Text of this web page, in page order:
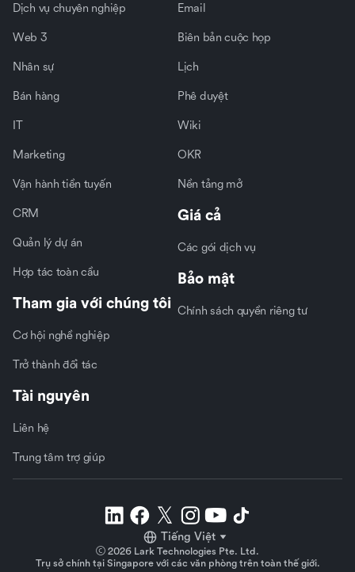
Dịch vụ chuyên nghiệp
Web 3
Nhân sự
Bán hàng
IT
Marketing
Vận hành tiền tuyến
CRM
Quản lý dự án
Hợp tác toàn cầu
Tham gia với chúng tôi
Cơ hội nghề nghiệp
Trở thành đối tác
Tài nguyên
Liên hệ
Trung tâm trợ giúp
Email
Biên bản cuộc họp
Lịch
Phê duyệt
Wiki
OKR
Nền tảng mở
Giá cả
Các gói dịch vụ
Bảo mật
Chính sách quyền riêng tư
2026 Lark Technologies Pte. Ltd.
Trụ sở chính tại Singapore với các văn phòng trên toàn thế giới.
Tiếng Việt